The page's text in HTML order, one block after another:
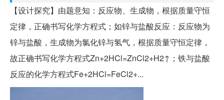
【设计探究】由题意知：反应物、生成物，根据质量守恒
定律，正确书写化学方程式；如锌与盐酸反应：反应物为
锌与盐酸，生成物为氯化锌与氢气，根据质量守恒定律，
故正确书写化学方程式Zn+2HCl=ZnCl2+H2↑；铁与盐酸
反应的化学方程式Fe+2HCl=FeCl2+...